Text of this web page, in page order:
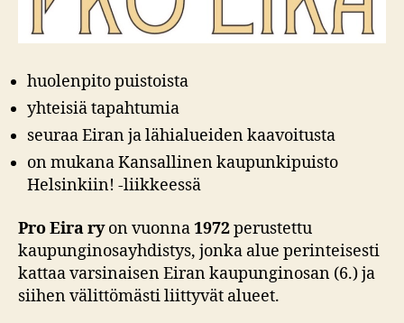
huolenpito puistoista
yhteisiä tapahtumia
seuraa Eiran ja lähialueiden kaavoitusta
on mukana Kansallinen kaupunkipuisto
Helsinkiin! -liikkeessä
Pro Eira ryon vuonna1972perustettu
kaupunginosayhdistys, jonka alue perinteisesti
kattaa varsinaisen Eiran kaupunginosan (6.) ja
siihen välittömästi liittyvät alueet.